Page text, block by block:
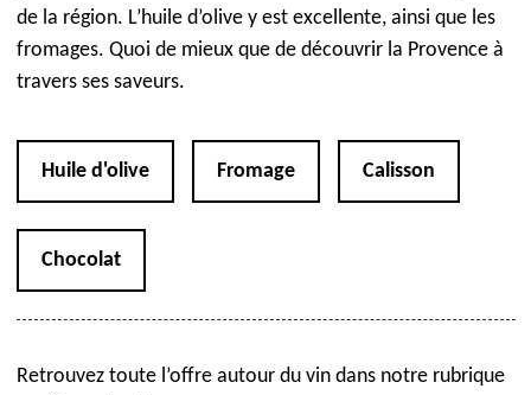
de la région. L’huile d’olive y est excellente, ainsi que les
fromages. Quoi de mieux que de découvrir la Provence à
travers ses saveurs.
Huile d'olive Fromage Calisson
Chocolat
Retrouvez toute l’offre autour du vin dans notre rubrique